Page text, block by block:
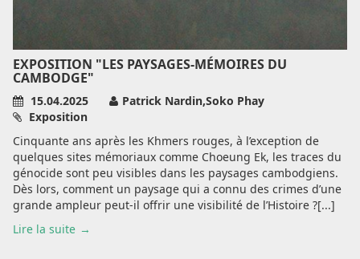
EXPOSITION "LES PAYSAGES-MÉMOIRES DU
CAMBODGE"
15.04.2025
Patrick Nardin,Soko Phay
Exposition
Cinquante ans après les Khmers rouges, à l’exception de
quelques sites mémoriaux comme Choeung Ek, les traces du
génocide sont peu visibles dans les paysages cambodgiens.
Dès lors, comment un paysage qui a connu des crimes d’une
grande ampleur peut-il offrir une visibilité de l’Histoire ?[...]
Lire la suite